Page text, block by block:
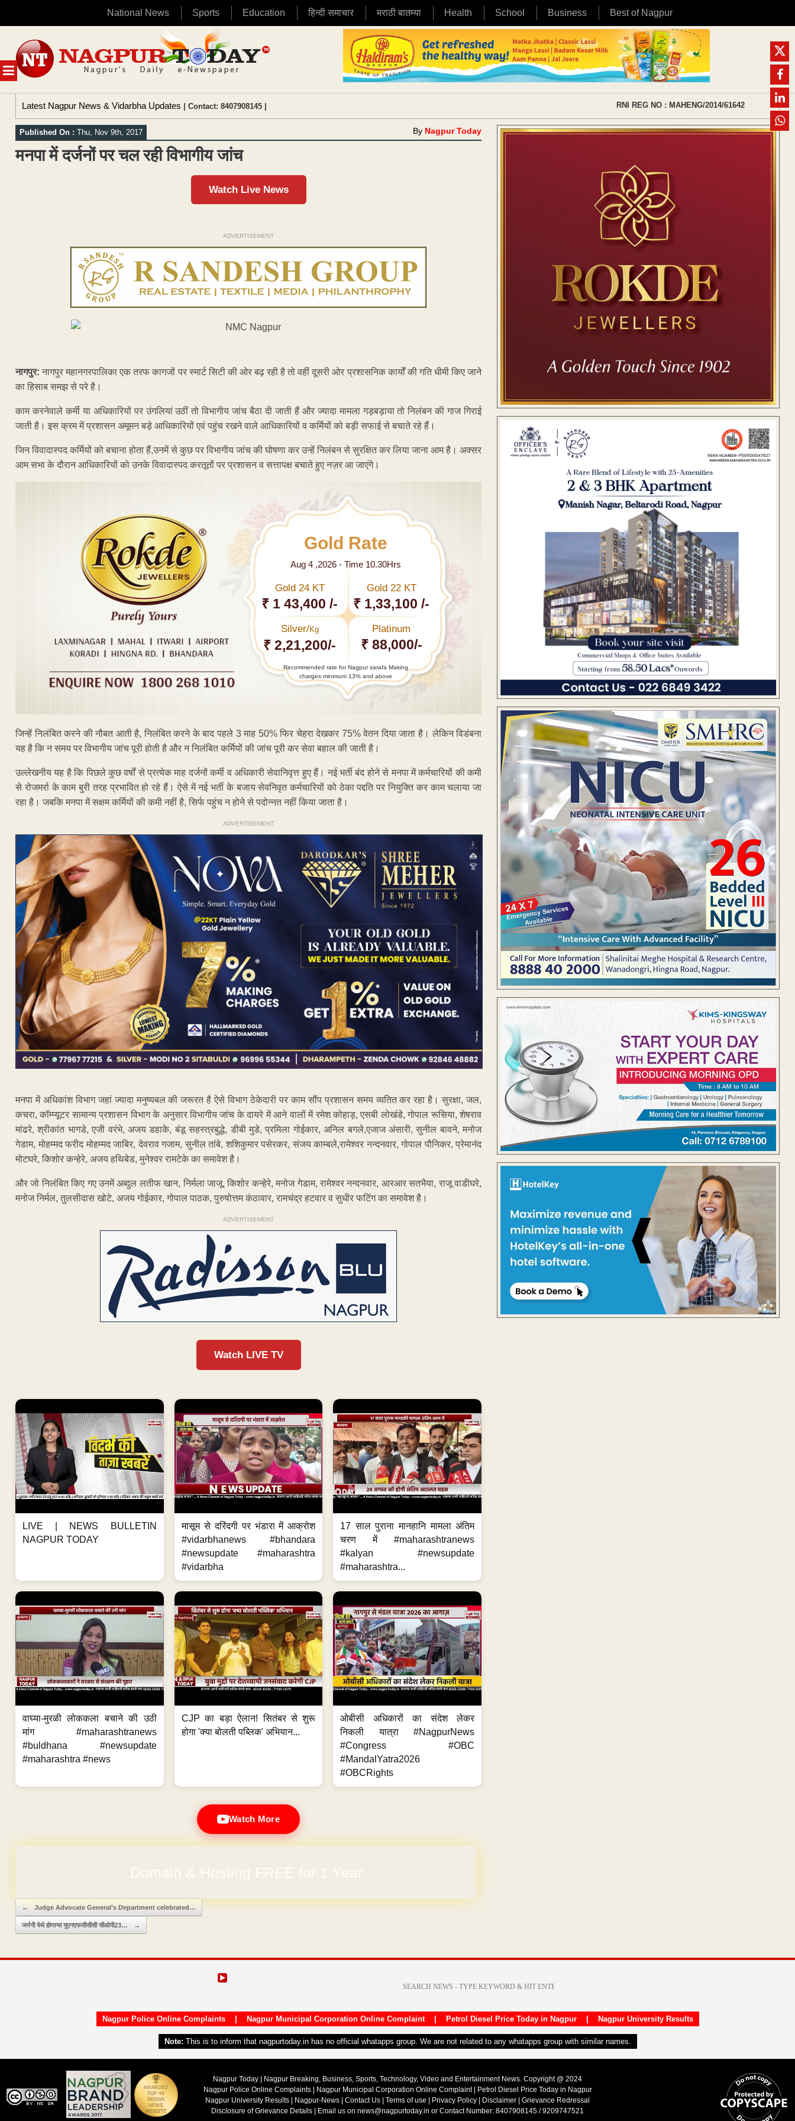
National News Sports Education हिन्दी समाचार मराठी बातम्या Health School Business Best of Nagpur
MENU
content
Latest Nagpur News & Vidarbha Updates | Contact: 8407908145 | RNI REG NO : MAHENG/2014/61642
Published On : Thu, Nov 9th, 2017 By Nagpur Today
मनपा में दर्जनों पर चल रही विभागीय जांच
Watch Live News
ADVERTISEMENT
नागपुर: नागपुर महानगरपालिका एक तरफ कागजों पर स्मार्ट सिटी की ओर बढ़ रही है तो वहीं दूसरी ओर प्रशासनिक कार्यों की गति धीमी किए जाने
का हिसाब समझ से परे है।
काम करनेवाले कर्मी या अधिकारियों पर उंगलियां उठीं तो विभागीय जांच बैठा दी जाती हैं और ज्यादा मामला गड़बड़ाया तो निलंबन की गाज गिराई
जाती है। इस क्रम में प्रशासन अमूमन बड़े आधिकारियों एवं पहुंच रखने वाले आधिकारियों व कर्मियों को बड़ी सफाई से बचाते रहे हैं।
जिन विवादास्पद कर्मियों को बचाना होता हैं,उनमें से कुछ पर विभागीय जांच की घोषणा कर उन्हें निलंबन से सुरक्षित कर लिया जाना आम है। अक्सर
आम सभा के दौरान आधिकारियों को उनके विवादास्पद करतूतों पर प्रशासन व सत्तापक्ष बचाते हुए नज़र आ जाएंगे।
Gold Rate
Aug 4 ,2026 - Time 10.30Hrs
Gold 24 KT
₹ 1 43,400 /-
Gold 22 KT
₹ 1,33,100 /-
Silver/Kg
₹ 2,21,200/-
Platinum
₹ 88,000/-
Recommended rate for Nagpur sarafa Making
charges minimum 13% and above
जिन्हें निलंबित करने की नौबत आती है, निलंबित करने के बाद पहले 3 माह 50% फिर चेहरा देखकर 75% वेतन दिया जाता है। लेकिन विडंबना
यह है कि न समय पर विभागीय जांच पूरी होती है और न निलंबित कर्मियों की जांच पूरी कर सेवा बहाल की जाती है।
उल्लेखनीय यह है कि पिछले कुछ वर्षों से प्रत्येक माह दर्जनों कर्मी व अधिकारी सेवानिवृत्त हुए हैं। नई भर्ती बंद होने से मनपा में कर्मचारियों की कमी
से रोजमर्रा के काम बुरी तरह प्रभावित हो रहे हैं। ऐसे में नई भर्ती के बजाय सेवनिवृत कर्मचारियों को ठेका पद्दति पर नियुक्ति कर काम चलाया जा
रहा है। जबकि मनपा में सक्षम कर्मियों की कमी नहीं है, सिर्फ पहुंच न होने से पदोन्नत नहीं किया जाता है।
ADVERTISEMENT
मनपा में अधिकांश विभाग जहां ज्यादा मनुष्यबल की जरूरत है ऐसे विभाग ठेकेदारी पर काम सौंप प्रशासन समय व्यतित कर रहा है। सुरक्षा, जल,
कचरा, कॉम्प्यूटर सामान्य प्रशासन विभाग के अनुसार विभागीय जांच के दायरे में आने वालों में रमेश कोहाड़, एसबी लोखंडे, गोपाल रूसिया, शेषराव
मांढरे, श्रीकांत भागडे, एजी वरंभे, अजय डहाके, बंडू सहस्त्रबुद्धे, डीबी मुडे, प्रमिला गोईकार, अनिल बगले,एजाज अंसारी, सुनील बावने, मनोज
गेडाम, मोहम्मद फरीद मोहम्मद जाबिर, देवराव गजाम, सुनील तांबे, शशिकुमार पसेरकर, संजय काम्बले,रामेश्वर नन्दनवार, गोपाल पौनिकर, प्रेमानंद
मोटघरे, किशोर कन्हेरे, अजय हथिबेड, मुनेश्वर रामटेके का समावेश है।
और जो निलंबित किए गए उनमें अब्दुल लतीफ खान, निर्मला जाजू, किशोर कन्हेरे, मनोज गेडाम, रामेश्वर नन्दनवार, आरआर सतभैया, राजू वाडीघरे,
मनोज निर्मल, तुलसीदास खोटे, अजय गोईकार, गोपाल पाठक, पुरुषोत्तम कंठावार, रामचंद्र हटवार व सुधीर फटिंग का समावेश है।
ADVERTISEMENT
Watch LIVE TV
LIVE | NEWS BULLETIN
NAGPUR TODAY
मासूम से दरिंदगी पर भंडारा में आक्रोश
#vidarbhanews #bhandara
#newsupdate #maharashtra
#vidarbha
17 साल पुराना मानहानि मामला अंतिम
चरण में #maharashtranews
#kalyan #newsupdate
#maharashtra...
वाघ्या-मुरळी लोककला बचाने की उठी
मांग #maharashtranews
#buldhana #newsupdate
#maharashtra #news
CJP का बड़ा ऐलान! सितंबर से शुरू
होगा 'क्या बोलती पब्लिक' अभियान...
ओबीसी अधिकारों का संदेश लेकर
निकली यात्रा #NagpurNews
#Congress #OBC
#MandalYatra2026
#OBCRights
Watch More
Domain & Hosting FREE for 1 Year
Post navigation
← Judge Advocate General’s Department celebrated…
जर्मनी येथे होणाऱ्या यूएनएफसीसीसी सीओपी23… →
Nagpur Police Online Complaints| Nagpur Municipal Corporation Online Complaint| Petrol Diesel Price Today in Nagpur| Nagpur University Results
Note: This is to inform that nagpurtoday.in has no official whatapps group. We are not related to any whatapps group with similar names.
Nagpur Today | Nagpur Breaking, Business, Sports, Technology, Video and Entertainment News. Copyright @ 2024
Nagpur Police Online Complaints| Nagpur Municipal Corporation Online Complaint|
Petrol Diesel Price Today in Nagpur
Nagpur University Results
Nagpur-News Contact Us Terms of use Privacy Policy Disclaimer
Grievance Redressal
Disclosure of Grievance Details | Email us on news@nagpurtoday.in or Contact Number: 8407908145 / 9209747521